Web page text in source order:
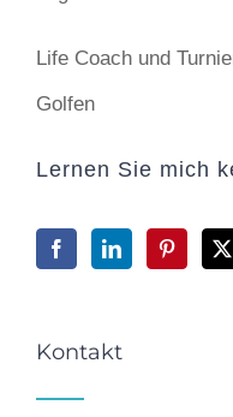
Life Coach und
Golfen
Lernen Sie mich
Kontakt